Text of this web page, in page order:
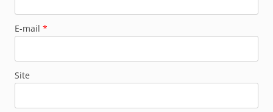
E-mail *
Site